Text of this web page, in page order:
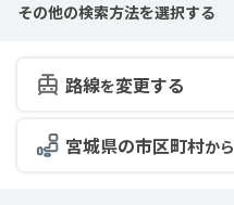
その他の検索方法を選択する
路線を変更する
宮城県の市区町村から